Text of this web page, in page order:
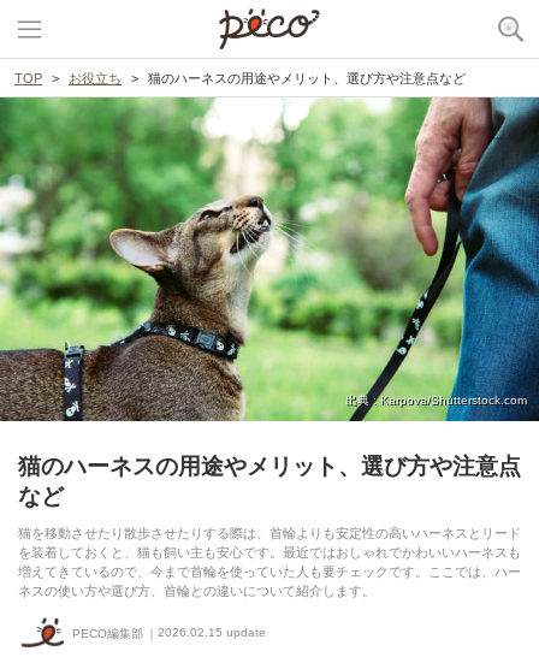
TOP お役立ち 猫のハーネスの用途やメリット、選び方や注意点など
出典 : Karpova/Shutterstock.com
猫のハーネスの用途やメリット、選び方や注意点
など
猫を移動させたり散歩させたりする際は、首輪よりも安定性の高いハーネスとリード
を装着しておくと、猫も飼い主も安心です。最近ではおしゃれでかわいいハーネスも
増えてきているので、今まで首輪を使っていた人も要チェックです。ここでは、ハー
ネスの使い方や選び方、首輪との違いについて紹介します。
PECO編集部 2026.02.15 update